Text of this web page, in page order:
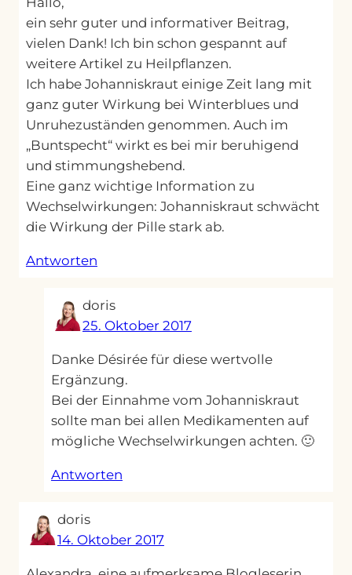
ein sehr guter und informativer Beitrag,
vielen Dank! Ich bin schon gespannt auf
weitere Artikel zu Heilpflanzen.
Ich habe Johanniskraut einige Zeit lang mit
ganz guter Wirkung bei Winterblues und
Unruhezuständen genommen. Auch im
„Buntspecht“ wirkt es bei mir beruhigend
und stimmungshebend.
Eine ganz wichtige Information zu
Wechselwirkungen: Johanniskraut schwächt
die Wirkung der Pille stark ab.
Antworten
doris
25. Oktober 2017
Danke Désirée für diese wertvolle
Ergänzung.
Bei der Einnahme vom Johanniskraut
sollte man bei allen Medikamenten auf
mögliche Wechselwirkungen achten. 🙂
Antworten
doris
14. Oktober 2017